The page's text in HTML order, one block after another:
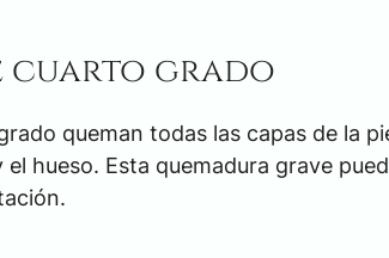
cuarto grado
queman todas las capas de la
hueso. Esta quemadura grave